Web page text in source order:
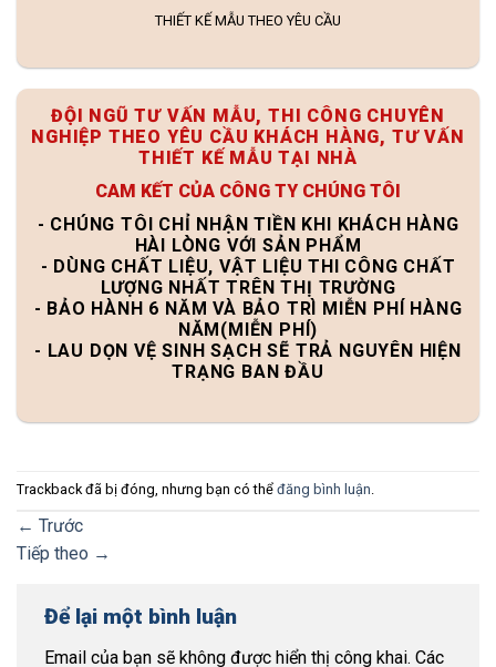
THIẾT KẾ MẪU THEO YÊU CẦU
ĐỘI NGŨ TƯ VẤN MẪU, THI CÔNG CHUYÊN
NGHIỆP THEO YÊU CẦU KHÁCH HÀNG, TƯ VẤN
THIẾT KẾ MẪU TẠI NHÀ
CAM KẾT CỦA CÔNG TY CHÚNG TÔI
- CHÚNG TÔI CHỈ NHẬN TIỀN KHI KHÁCH HÀNG
HÀI LÒNG VỚI SẢN PHẨM
- DÙNG CHẤT LIỆU, VẬT LIỆU THI CÔNG CHẤT
LƯỢNG NHẤT TRÊN THỊ TRƯỜNG
- BẢO HÀNH 6 NĂM VÀ BẢO TRÌ MIỄN PHÍ HÀNG
NĂM(MIỄN PHÍ)
- LAU DỌN VỆ SINH SẠCH SẼ TRẢ NGUYÊN HIỆN
TRẠNG BAN ĐẦU
Trackback đã bị đóng, nhưng bạn có thể đăng bình luận
← Trước
Tiếp theo →
Để lại một bình luận
Email của bạn sẽ không được hiển thị công khai. Các